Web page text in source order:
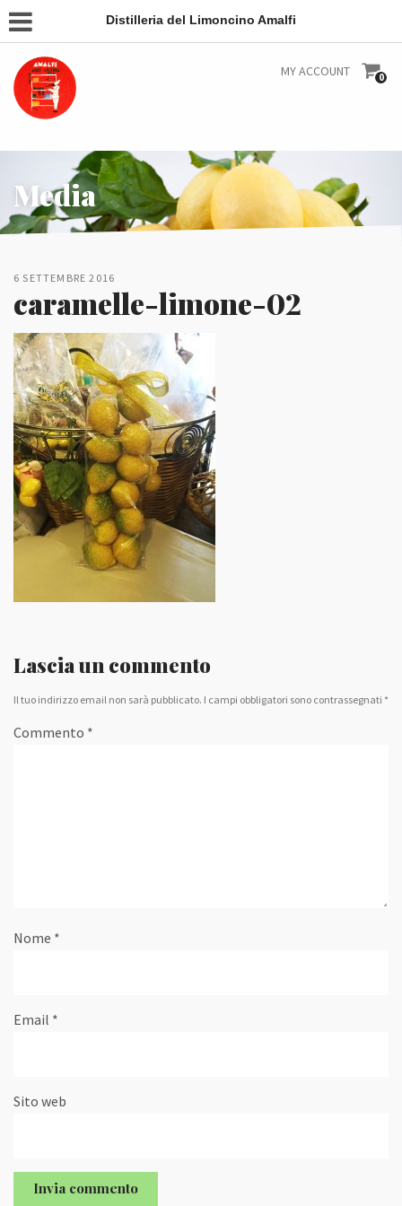
Distilleria del Limoncino Amalfi
MY ACCOUNT 0
Media
6 SETTEMBRE 2016
caramelle-limone-02
Lascia un commento
Il tuo indirizzo email non sarà pubblicato. I campi obbligatori sono contrassegnati *
Commento *
Nome *
Email *
Sito web